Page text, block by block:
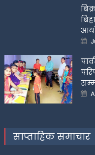
साप्ताहिक समाचार